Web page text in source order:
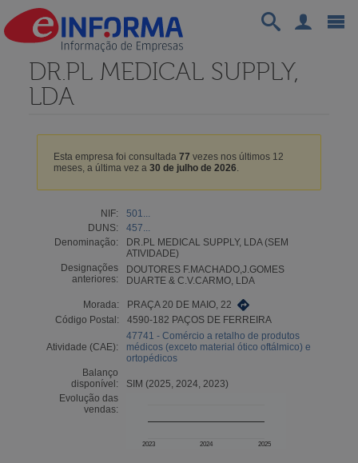
DR.PL MEDICAL SUPPLY,
LDA
Esta empresa foi consultada 77 vezes nos últimos 12
meses, a última vez a 30 de julho de 2026.
NIF:
501...
DUNS:
457...
Denominação:
DR.PL MEDICAL SUPPLY, LDA (SEM
ATIVIDADE)
Designações
anteriores:
DOUTORES F.MACHADO,J.GOMES
DUARTE & C.V.CARMO, LDA
Morada:
PRAÇA 20 DE MAIO, 22
Código Postal:
4590-182 PAÇOS DE FERREIRA
Atividade (CAE):
47741 - Comércio a retalho de produtos
médicos (exceto material ótico oftálmico) e
ortopédicos
Balanço
disponível:
SIM (2025, 2024, 2023)
Evolução das
vendas:
2023 2024 2025